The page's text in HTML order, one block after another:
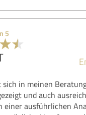
5
sich in meinen
und auch
einer ausführlichen